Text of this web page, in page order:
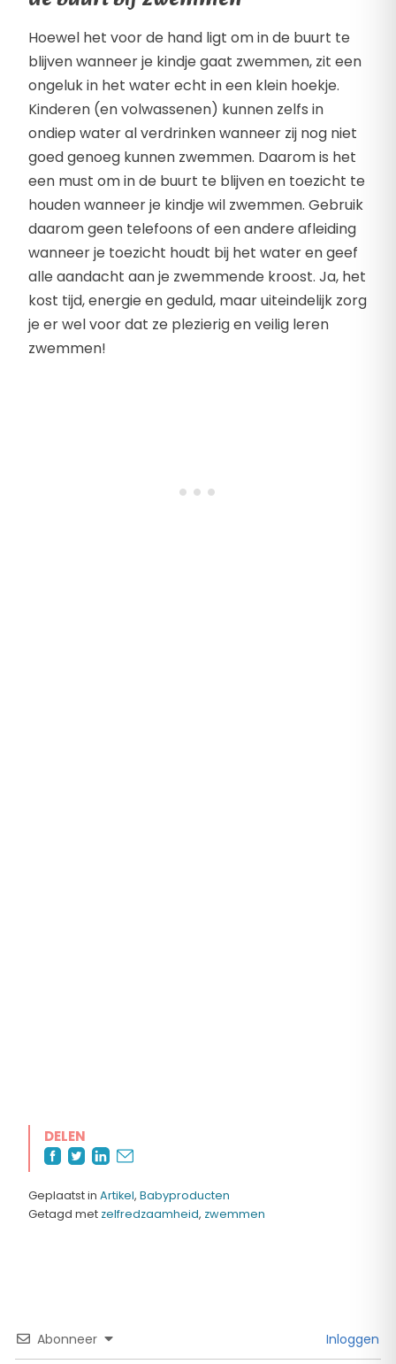
Hoewel het voor de hand ligt om in de buurt te
blijven wanneer je kindje gaat zwemmen, zit een
ongeluk in het water echt in een klein hoekje.
Kinderen (en volwassenen) kunnen zelfs in
ondiep water al verdrinken wanneer zij nog niet
goed genoeg kunnen zwemmen. Daarom is het
een must om in de buurt te blijven en toezicht te
houden wanneer je kindje wil zwemmen. Gebruik
daarom geen telefoons of een andere afleiding
wanneer je toezicht houdt bij het water en geef
alle aandacht aan je zwemmende kroost. Ja, het
kost tijd, energie en geduld, maar uiteindelijk zorg
je er wel voor dat ze plezierig en veilig leren
zwemmen!
DELEN
Geplaatst in Artikel, Babyproducten
Getagd met zelfredzaamheid, zwemmen
Abonneer Inloggen